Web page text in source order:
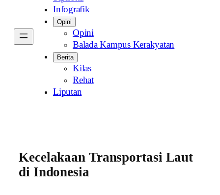
Infografik
Opini
Opini
Balada Kampus Kerakyatan
Berita
Kilas
Rehat
Liputan
Kecelakaan Transportasi Laut
di Indonesia